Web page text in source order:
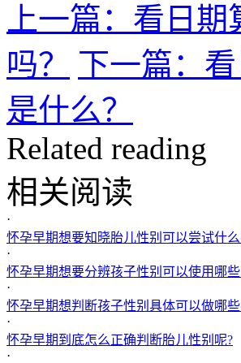
上一篇：看日
吗？
下一篇：
是什么？
Related reading
相关阅读
·
怀孕早期想要知晓胎儿性别可以尝试什
·
怀孕早期想要分辨孩子性别可以使用哪
·
怀孕早期想判断孩子性别具体可以做哪
·
怀孕早期到底怎么正确判断胎儿性别呢?
·